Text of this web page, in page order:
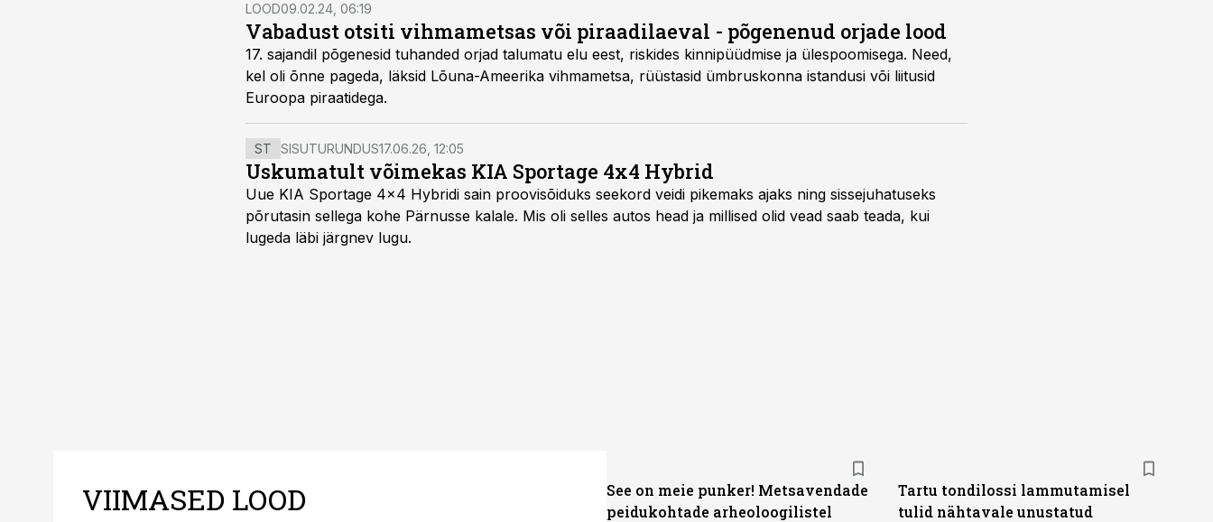
LOOD09.02.24, 06:19
Vabadust otsiti vihmametsas või piraadilaeval - põgenenud orjade lood
17. sajandil põgenesid tuhanded orjad talumatu elu eest, riskides kinnipüüdmise ja ülespoomisega. Need,
kel oli õnne pageda, läksid Lõuna-Ameerika vihmametsa, rüüstasid ümbruskonna istandusi või liitusid
Euroopa piraatidega.
ST SISUTURUNDUS17.06.26, 12:05
Uskumatult võimekas KIA Sportage 4x4 Hybrid
Uue KIA Sportage 4x4 Hybridi sain proovisõiduks seekord veidi pikemaks ajaks ning sissejuhatuseks
põrutasin sellega kohe Pärnusse kalale. Mis oli selles autos head ja millised olid vead saab teada, kui
lugeda läbi järgnev lugu.
VIIMASED LOOD
See on meie punker! Metsavendade
peidukohtade arheoloogilistel
Tartu tondilossi lammutamisel
tulid nähtavale unustatud